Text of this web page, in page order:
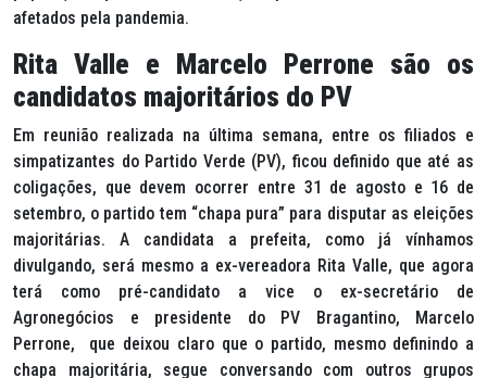
afetados pela pandemia.
Rita Valle e Marcelo Perrone são os
candidatos majoritários do PV
Em reunião realizada na última semana, entre os filiados e
simpatizantes do Partido Verde (PV), ficou definido que até as
coligações, que devem ocorrer entre 31 de agosto e 16 de
setembro, o partido tem “chapa pura” para disputar as eleições
majoritárias. A candidata a prefeita, como já vínhamos
divulgando, será mesmo a ex-vereadora Rita Valle, que agora
terá como pré-candidato a vice o ex-secretário de
Agronegócios e presidente do PV Bragantino, Marcelo
Perrone, que deixou claro que o partido, mesmo definindo a
chapa majoritária, segue conversando com outros grupos